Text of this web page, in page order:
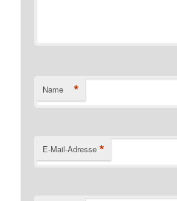
Name *
E-Mail-Adresse *